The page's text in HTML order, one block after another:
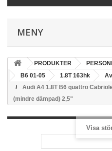
MENY
PRODUKTER
B6 01-05
1.8T 163hk
Audi A4 1.8T B6 quattro
(mindre dämpad) 2,5"
Visa